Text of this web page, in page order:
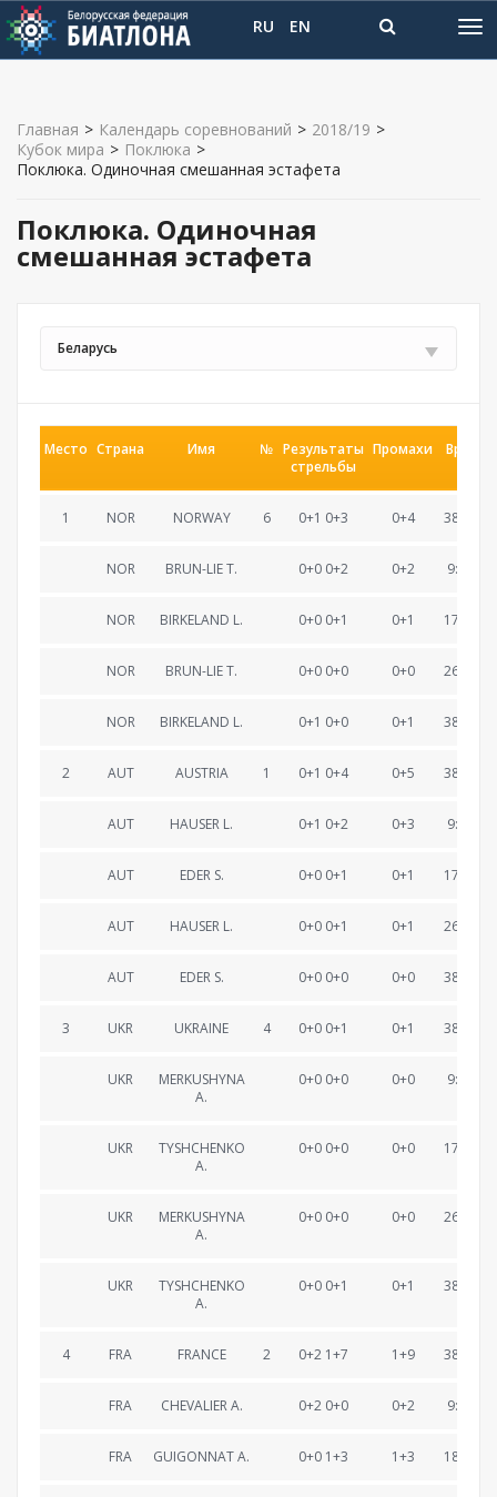
RU EN
Главная > Календарь соревнований > 2018/19 >
Кубок мира > Поклюка >
Поклюка. Одиночная смешанная эстафета
Поклюка. Одиночная
смешанная эстафета
Беларусь
Место Страна Имя № Результаты
стрельбы
Промахи Время
1 NOR NORWAY 6 0+1 0+3 0+4 38:26.7
NOR BRUN-LIE T. 0+0 0+2 0+2 9:31.0
NOR BIRKELAND L. 0+0 0+1 0+1 17:33.2
NOR BRUN-LIE T. 0+0 0+0 0+0 26:52.2
NOR BIRKELAND L. 0+1 0+0 0+1 38:26.7
2 AUT AUSTRIA 1 0+1 0+4 0+5 38:35.2
AUT HAUSER L. 0+1 0+2 0+3 9:35.4
AUT EDER S. 0+0 0+1 0+1 17:54.6
AUT HAUSER L. 0+0 0+1 0+1 26:57.4
AUT EDER S. 0+0 0+0 0+0 38:35.2
3 UKR UKRAINE 4 0+0 0+1 0+1 38:47.4
UKR
MERKUSHYNA
A.
0+0 0+0 0+0 9:17.6
UKR
TYSHCHENKO
A.
0+0 0+0 0+0 17:35.4
UKR
MERKUSHYNA
A.
0+0 0+0 0+0 26:53.6
UKR
TYSHCHENKO
A.
0+0 0+1 0+1 38:47.4
4 FRA FRANCE 2 0+2 1+7 1+9 38:57.0
FRA CHEVALIER A. 0+2 0+0 0+2 9:19.3
FRA GUIGONNAT A. 0+0 1+3 1+3 18:02.3